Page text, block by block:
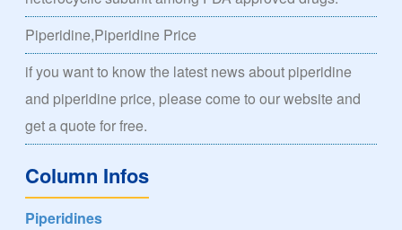
Piperidine,Piperidine Price
if you want to know the latest news about piperidine
and piperidine price, please come to our website and
get a quote for free.
Column Infos
Piperidines